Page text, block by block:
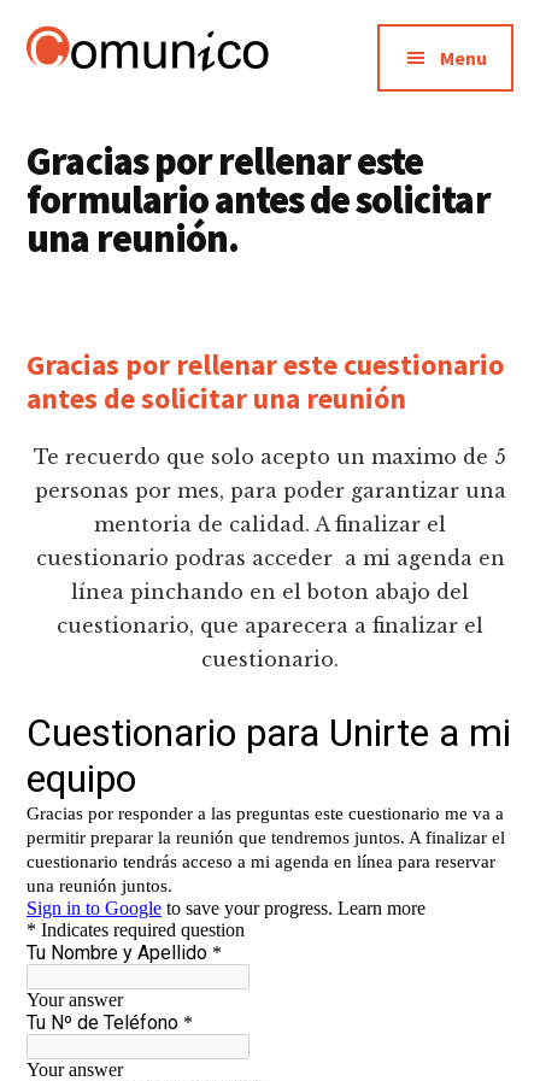
contenido
principal
Additional
menu
del
Network
Marketing
Menu
Gracias por rellenar este
formulario antes de solicitar
una reunión.
Gracias por rellenar este cuestionario
antes de solicitar una reunión
Te recuerdo que solo acepto un maximo de 5
personas por mes, para poder garantizar una
mentoria de calidad. A finalizar el
cuestionario podras acceder a mi agenda en
línea pinchando en el boton abajo del
cuestionario, que aparecera a finalizar el
cuestionario.